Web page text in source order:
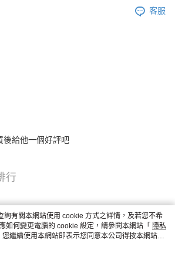
客服
後給他一個好評吧
行
詢有關本網站使用 cookie 方式之詳情，及若您不希
如何變更電腦的 cookie 設定，請參閱本網站「 隱私
您繼續使用本網站即表示您同意本公司得按本網站使
。